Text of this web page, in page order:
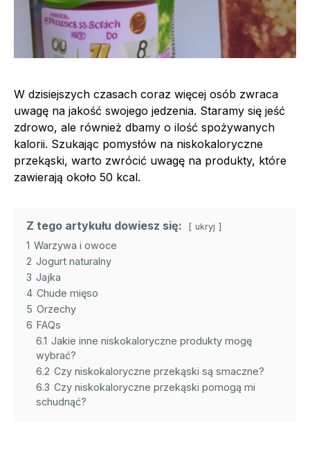
W dzisiejszych czasach coraz więcej osób zwraca
uwagę na jakość swojego jedzenia. Staramy się jeść
zdrowo, ale również dbamy o ilość spożywanych
kalorii. Szukając pomysłów na niskokaloryczne
przekąski, warto zwrócić uwagę na produkty, które
zawierają około 50 kcal.
Z tego artykułu dowiesz się: ukryj
1 Warzywa i owoce
2 Jogurt naturalny
3 Jajka
4 Chude mięso
5 Orzechy
6 FAQs
6.1 Jakie inne niskokaloryczne produkty mogę
wybrać?
6.2 Czy niskokaloryczne przekąski są smaczne?
6.3 Czy niskokaloryczne przekąski pomogą mi
schudnąć?